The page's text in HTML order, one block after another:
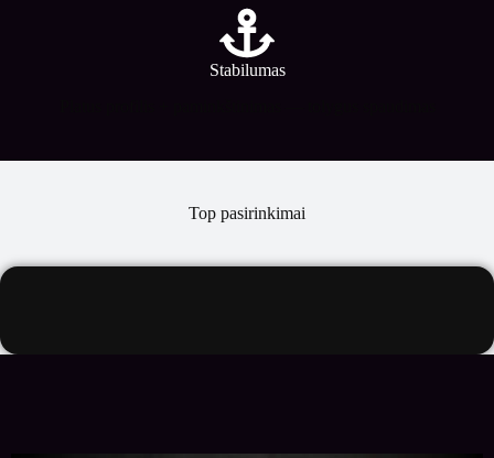
Stabilumas
Top pasirinkimai